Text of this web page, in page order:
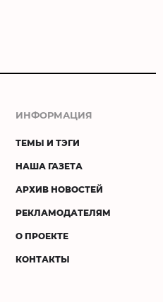
ИНФОРМАЦИЯ
ТЕМЫ И ТЭГИ
НАША ГАЗЕТА
АРХИВ НОВОСТЕЙ
РЕКЛАМОДАТЕЛЯМ
О ПРОЕКТЕ
КОНТАКТЫ